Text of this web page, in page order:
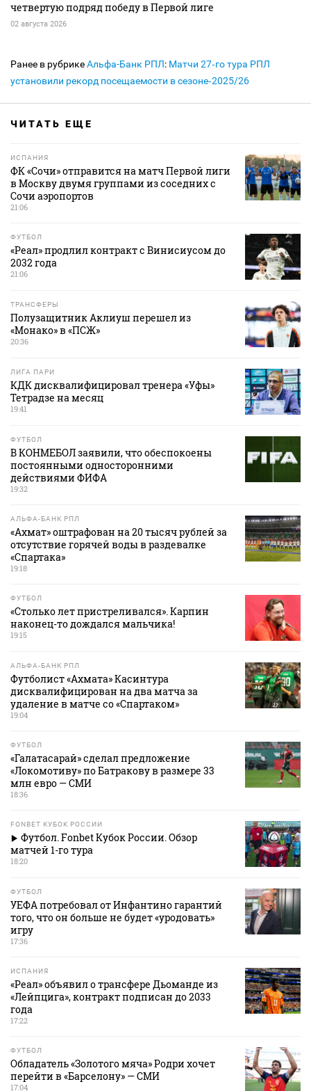
четвертую подряд победу в Первой лиге
02 августа 2026
Ранее в рубрикеАльфа-Банк РПЛ: Матчи 27‑го тура РПЛ
установили рекорд посещаемости в сезоне‑2025/26
ЧИТАТЬ ЕЩЕ
ИСПАНИЯ
ФК «Сочи» отправится на матч Первой лиги
в Москву двумя группами из соседних с
Сочи аэропортов
21:06
ФУТБОЛ
«Реал» продлил контракт с Винисиусом до
2032 года
21:06
ТРАНСФЕРЫ
Полузащитник Аклиуш перешел из
«Монако» в «ПСЖ»
20:36
ЛИГА ПАРИ
КДК дисквалифицировал тренера «Уфы»
Тетрадзе на месяц
19:41
ФУТБОЛ
В КОНМЕБОЛ заявили, что обеспокоены
постоянными односторонними
действиями ФИФА
19:32
АЛЬФА-БАНК РПЛ
«Ахмат» оштрафован на 20 тысяч рублей за
отсутствие горячей воды в раздевалке
«Спартака»
19:18
ФУТБОЛ
«Столько лет пристреливался». Карпин
наконец-то дождался мальчика!
19:15
АЛЬФА-БАНК РПЛ
Футболист «Ахмата» Касинтура
дисквалифицирован на два матча за
удаление в матче со «Спартаком»
19:04
ФУТБОЛ
«Галатасарай» сделал предложение
«Локомотиву» по Батракову в размере 33
млн евро — СМИ
18:36
FONBET КУБОК РОССИИ
Футбол. Fonbet Кубок России. Обзор
матчей 1-го тура
18:20
ФУТБОЛ
УЕФА потребовал от Инфантино гарантий
того, что он больше не будет «уродовать»
игру
17:36
ИСПАНИЯ
«Реал» объявил о трансфере Дьоманде из
«Лейпцига», контракт подписан до 2033
года
17:22
ФУТБОЛ
Обладатель «Золотого мяча» Родри хочет
перейти в «Барселону» — СМИ
17:04